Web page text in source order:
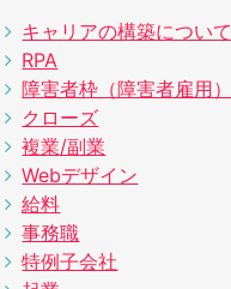
キャリアの構築について
RPA
障害者枠（障害者雇用）
クローズ
複業/副業
Webデザイン
給料
事務職
特例子会社